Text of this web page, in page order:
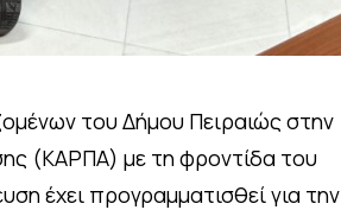
του Δήμου Πειραιώς στην
(ΚΑΡΠΑ) με τη φροντίδα του
έχει προγραμματισθεί για την